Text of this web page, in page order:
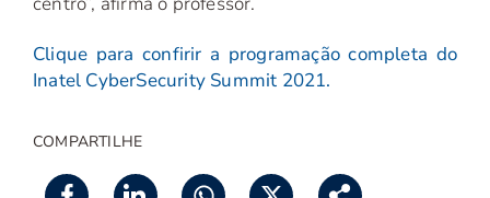
Clique para confirir a programação completa do
Inatel CyberSecurity Summit 2021.
COMPARTILHE